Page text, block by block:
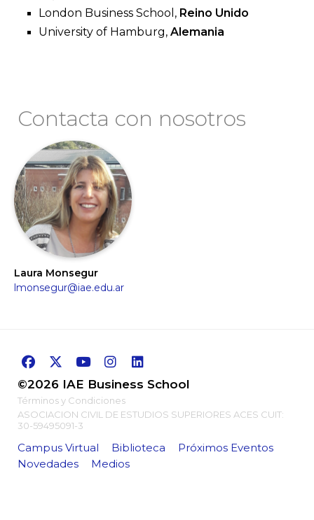
London Business School, Reino Unido
University of Hamburg, Alemania
Contacta con nosotros
Laura Monsegur
lmonsegur@iae.edu.ar
©2026 IAE Business School
Términos y Condiciones
ASOCIACION CIVIL DE ESTUDIOS SUPERIORES ACES CUIT:
30-59495091-3
Campus Virtual Biblioteca
Próximos Eventos
Novedades
Medios